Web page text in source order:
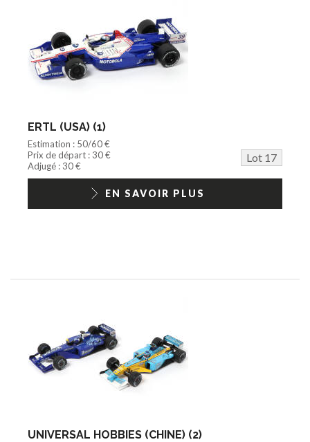
ERTL (USA) (1)
Estimation : 50/60 €
Prix de départ : 30 €
Lot 17
Adjugé : 30 €
EN SAVOIR PLUS
UNIVERSAL HOBBIES (CHINE) (2)